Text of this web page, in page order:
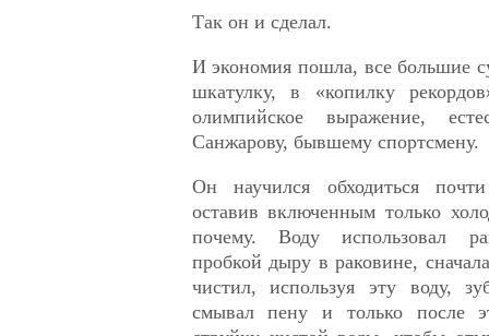
Так он и сделал.
И экономия пошла, все большие
шкатулку, в «копилку
олимпийское выражение,
Санжарову, бывшему спортсмену.
Он научился обходиться
оставив включенным только
почему. Воду использовал
пробкой дыру в раковине,
чистил, используя эту воду,
смывал пену и только после